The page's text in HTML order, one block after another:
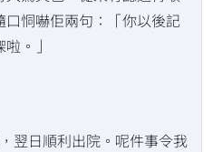
恫嚇佢兩句：「你以後記
。」
翌日順利出院。呢件事令我